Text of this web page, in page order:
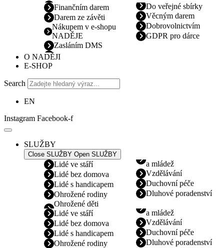
Finančním darem
Darem ze závěti
Nákupem v e-shopu
NADĚJE
Zasláním DMS
Do veřejné sbírky
Věcným darem
Dobrovolnictvím
GDPR pro dárce
O NADĚJI
E-SHOP
Search
EN
Instagram Facebook-f
SLUŽBY
Close SLUŽBY Open SLUŽBY
Lidé ve stáří
Lidé bez domova
Lidé s handicapem
Ohrožené rodiny
Ohrožené děti
a mládež
Vzdělávání
Duchovní péče
Dluhové poradenství
Lidé ve stáří
Lidé bez domova
Lidé s handicapem
Ohrožené rodiny
a mládež
Vzdělávání
Duchovní péče
Dluhové poradenství